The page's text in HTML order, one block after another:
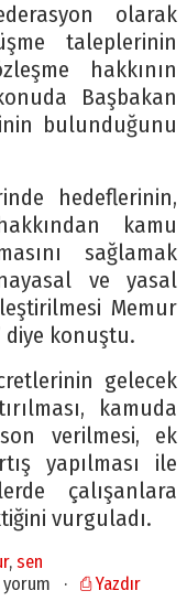
olarak
taleplerinin
hakkının
Başbakan
bulunduğunu
hedeflerinin,
kamu
sağlamak
ve yasal
Memur
diye konuştu.
gelecek
kamuda
verilmesi, ek
yapılması ile
çalışanlara
vurguladı.
, sen
yorum · ⎙ Yazdır